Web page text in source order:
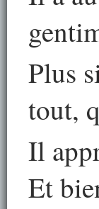
Plus
tout,
Il
Et